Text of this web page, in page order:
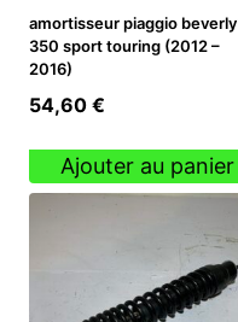
amortisseur piaggio beverly
350 sport touring (2012 –
2016)
54,60 €
Ajouter au panier